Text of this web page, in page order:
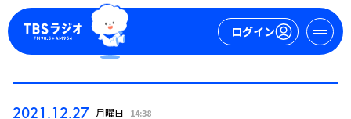
ログイン
2021.12.27 月曜日 14:38